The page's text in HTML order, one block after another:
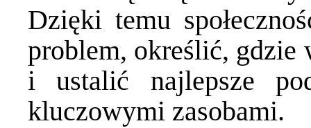
Dzięki temu
problem, określić, gdzie
i ustalić najlepsze
kluczowymi zasobami.